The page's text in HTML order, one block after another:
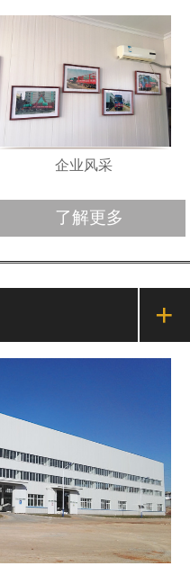
企业风采
了解更多
+